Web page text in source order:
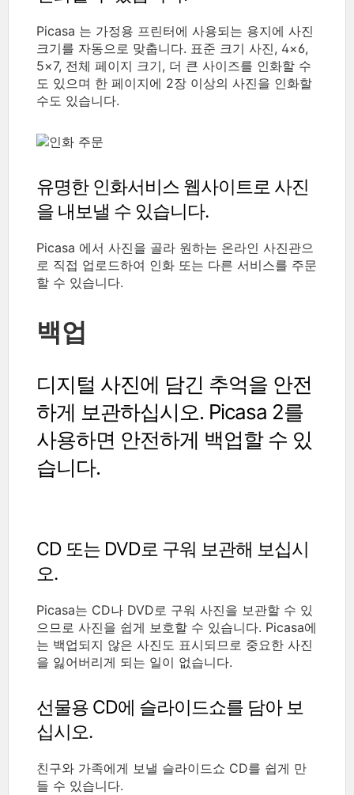
Picasa 는 가정용 프린터에 사용되는 용지에 사진
크기를 자동으로 맞춥니다. 표준 크기 사진, 4×6,
5×7, 전체 페이지 크기, 더 큰 사이즈를 인화할 수
도 있으며 한 페이지에 2장 이상의 사진을 인화할
수도 있습니다.
유명한 인화서비스 웹사이트로 사진
을 내보낼 수 있습니다.
Picasa 에서 사진을 골라 원하는 온라인 사진관으
로 직접 업로드하여 인화 또는 다른 서비스를 주문
할 수 있습니다.
백업
디지털 사진에 담긴 추억을 안전
하게 보관하십시오. Picasa 2를
사용하면 안전하게 백업할 수 있
습니다.
CD 또는 DVD로 구워 보관해 보십시
오.
Picasa는 CD나 DVD로 구워 사진을 보관할 수 있
으므로 사진을 쉽게 보호할 수 있습니다. Picasa에
는 백업되지 않은 사진도 표시되므로 중요한 사진
을 잃어버리게 되는 일이 없습니다.
선물용 CD에 슬라이드쇼를 담아 보
십시오.
친구와 가족에게 보낼 슬라이드쇼 CD를 쉽게 만
들 수 있습니다.